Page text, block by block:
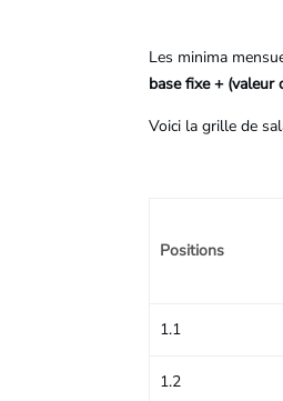
Les minima
base fixe +
Voici la grille de
Positions
1.1
1.2